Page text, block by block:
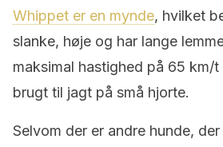
Whippet er en mynde, hvilket
slanke, høje og har lange
maksimal hastighed på 65 km/
brugt til jagt på små hjorte.
Selvom der er andre hunde,